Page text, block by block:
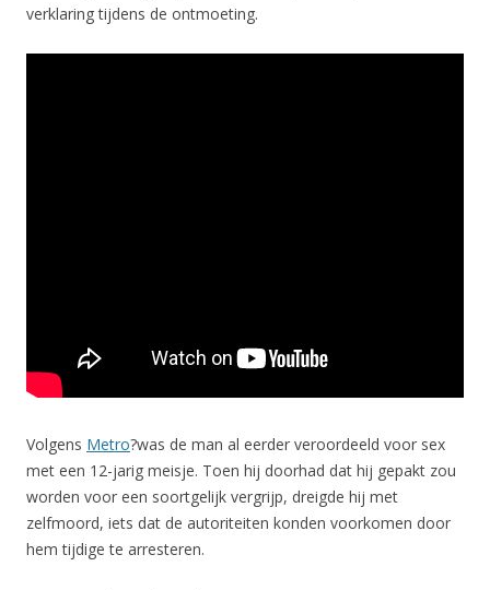
verklaring tijdens de ontmoeting.
Volgens Metro?was de man al eerder veroordeeld voor sex
met een 12-jarig meisje. Toen hij doorhad dat hij gepakt zou
worden voor een soortgelijk vergrijp, dreigde hij met
zelfmoord, iets dat de autoriteiten konden voorkomen door
hem tijdige te arresteren.